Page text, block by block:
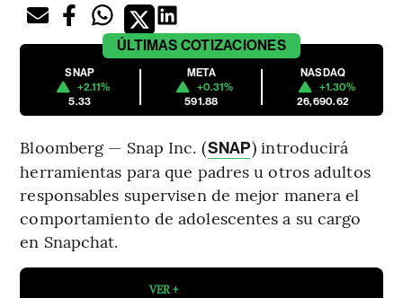
ÚLTIMAS COTIZACIONES
SNAP
+2.11%
5.33
META
+0.31%
591.88
NASDAQ
+1.30%
26,690.62
Bloomberg — Snap Inc. (SNAP) introducirá
herramientas para que padres u otros adultos
responsables supervisen de mejor manera el
comportamiento de adolescentes a su cargo
en Snapchat.
VER +